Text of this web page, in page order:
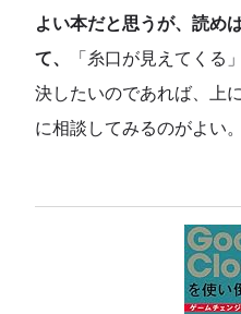
よい本だと思うが、読め
て、
「糸口が見えてく
決したいのであれば、上
に相談してみるのがよい。